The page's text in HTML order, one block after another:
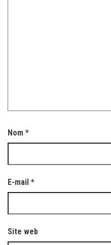
Nom *
E-mail *
Site web